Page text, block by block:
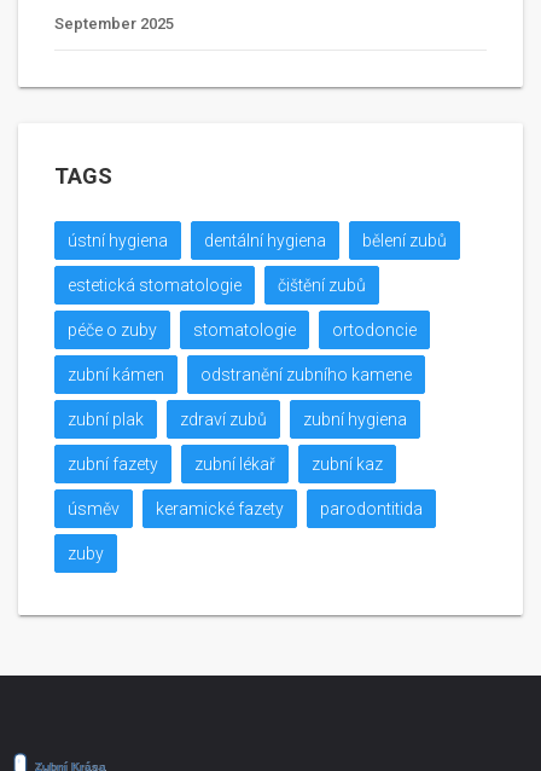
September 2025
TAGS
ústní hygiena dentální hygiena bělení zubů
estetická stomatologie čištění zubů
péče o zuby stomatologie ortodoncie
zubní kámen odstranění zubního kamene
zubní plak zdraví zubů zubní hygiena
zubní fazety zubní lékař zubní kaz
úsměv keramické fazety parodontitida
zuby